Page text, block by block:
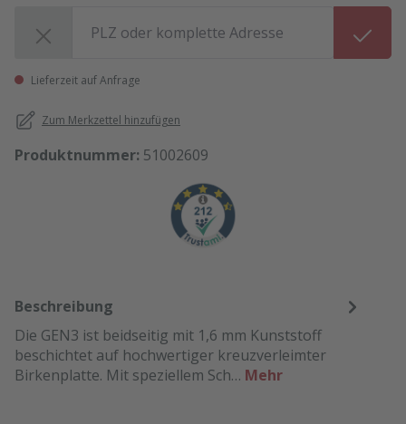
Lieferzeit auf Anfrage
Zum Merkzettel hinzufügen
Produktnummer: 51002609
Beschreibung
Die GEN3 ist beidseitig mit 1,6 mm Kunststoff
beschichtet auf hochwertiger kreuzverleimter
Birkenplatte. Mit speziellem Sch… Mehr